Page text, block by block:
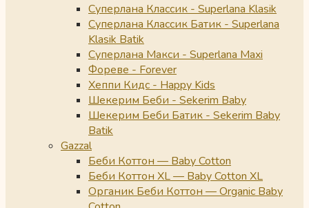
Суперлана Классик - Superlana Klasik
Суперлана Классик Батик - Superlana
Klasik Batik
Суперлана Макси - Superlana Maxi
Фореве - Forever
Хеппи Кидс - Happy Kids
Шекерим Беби - Sekerim Baby
Шекерим Беби Батик - Sekerim Baby
Batik
Gazzal
Беби Коттон — Baby Cotton
Беби Коттон XL — Baby Cotton XL
Органик Беби Коттон — Organic Baby